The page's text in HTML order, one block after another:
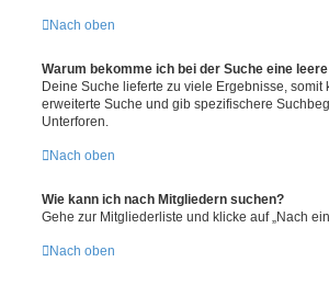
Nach oben
Warum bekomme ich bei der Suche eine
Deine Suche lieferte zu viele Ergebnisse,
erweiterte Suche und gib spezifischere
Unterforen.
Nach oben
Wie kann ich nach Mitgliedern suchen?
Gehe zur Mitgliederliste und klicke auf „Nach
Nach oben